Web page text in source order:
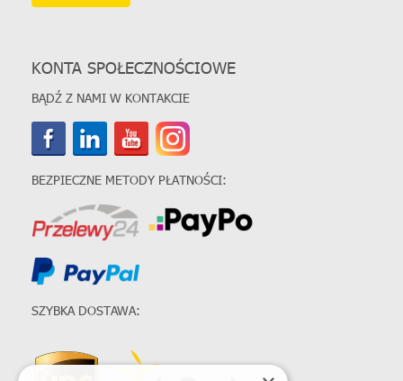
KONTA SPOŁECZNOŚCIOWE
BĄDŹ Z NAMI W KONTAKCIE
BEZPIECZNE METODY PŁATNOŚCI:
SZYBKA DOSTAWA: